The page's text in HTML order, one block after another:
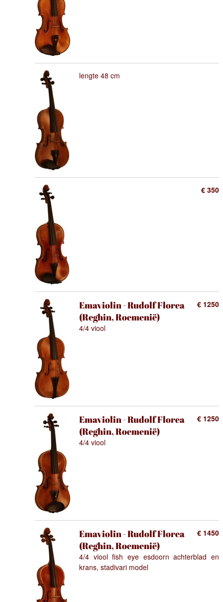
lengte 48 cm
€ 350
€ 1250
Emaviolin - Rudolf Florea
(Reghin, Roemenië)
4/4 viool
€ 1250
Emaviolin - Rudolf Florea
(Reghin, Roemenië)
4/4 viool
€ 1450
Emaviolin - Rudolf Florea
(Reghin, Roemenië)
4/4 viool fish eye esdoorn achterblad en
krans, stadivari model